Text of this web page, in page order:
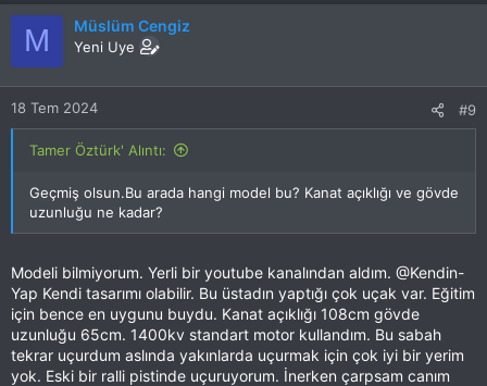
k
i
l
e
r
:
M Müslüm Cengiz
Yeni Uye
18 Tem 2024 #9
Tamer Öztürk' Alıntı:
Geçmiş olsun.Bu arada hangi model bu? Kanat açıklığı ve gövde
uzunluğu ne kadar?
Modeli bilmiyorum. Yerli bir youtube kanalından aldım. @Kendin-
Yap Kendi tasarımı olabilir. Bu üstadın yaptığı çok uçak var. Eğitim
için bence en uygunu buydu. Kanat açıklığı 108cm gövde
uzunluğu 65cm. 1400kv standart motor kullandım. Bu sabah
tekrar uçurdum aslında yakınlarda uçurmak için çok iyi bir yerim
yok. Eski bir ralli pistinde uçuruyorum. İnerken çarpsam canım